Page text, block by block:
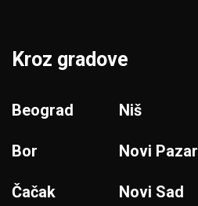
Kroz gradove
Beograd
Bor
Čačak
Niš
Novi Pazar
Novi Sad